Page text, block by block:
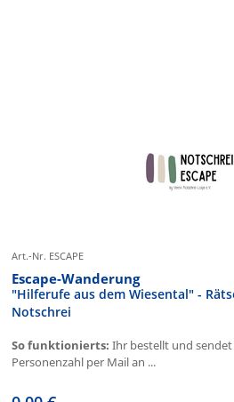
Art.-Nr. ESCAPE
Escape-Wanderung
"Hilferufe aus dem Wiesental" -
Notschrei
So funktionierts: Ihr bestellt und
Personenzahl per Mail an ...